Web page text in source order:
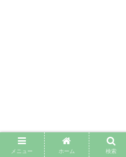
メニュー ホーム 検索